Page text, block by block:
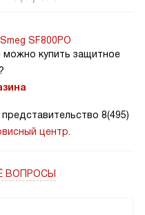
SF800PO
купить защитное
8(495)
центр
ВОПРОСЫ